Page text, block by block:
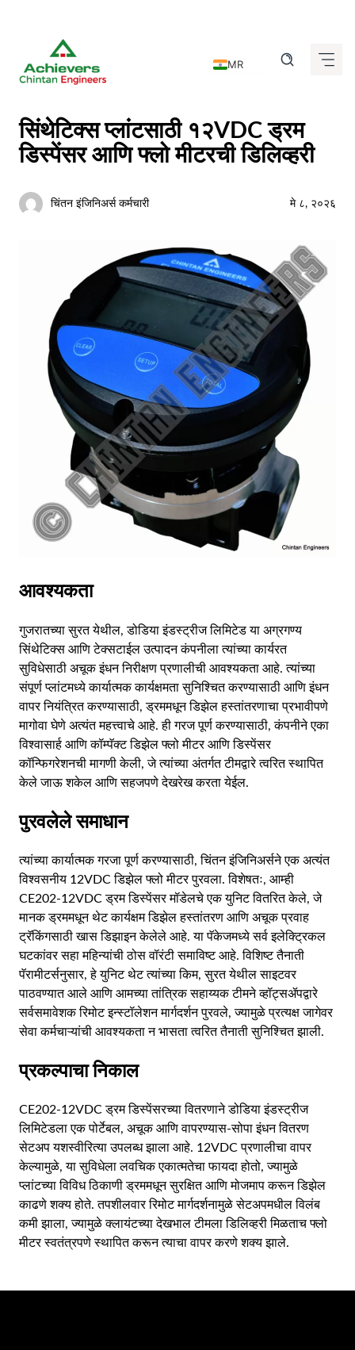
content
MR
DE
FR
HI
KN
TA
TE
AR
BN
RU
सिंथेटिक्स प्लांटसाठी १२VDC ड्रम
डिस्पेंसर आणि फ्लो मीटरची डिलिव्हरी
चिंतन इंजिनिअर्स कर्मचारी मे ८, २०२६
आवश्यकता
गुजरातच्या सुरत येथील, डोडिया इंडस्ट्रीज लिमिटेड या अग्रगण्य
सिंथेटिक्स आणि टेक्सटाईल उत्पादन कंपनीला त्यांच्या कार्यरत
सुविधेसाठी अचूक इंधन निरीक्षण प्रणालीची आवश्यकता आहे. त्यांच्या
संपूर्ण प्लांटमध्ये कार्यात्मक कार्यक्षमता सुनिश्चित करण्यासाठी आणि इंधन
वापर नियंत्रित करण्यासाठी, ड्रममधून डिझेल हस्तांतरणाचा प्रभावीपणे
मागोवा घेणे अत्यंत महत्त्वाचे आहे. ही गरज पूर्ण करण्यासाठी, कंपनीने एका
विश्वासार्ह आणि कॉम्पॅक्ट डिझेल फ्लो मीटर आणि डिस्पेंसर
कॉन्फिगरेशनची मागणी केली, जे त्यांच्या अंतर्गत टीमद्वारे त्वरित स्थापित
केले जाऊ शकेल आणि सहजपणे देखरेख करता येईल.
पुरवलेले समाधान
त्यांच्या कार्यात्मक गरजा पूर्ण करण्यासाठी, चिंतन इंजिनिअर्सने एक अत्यंत
विश्वसनीय 12VDC डिझेल फ्लो मीटर पुरवला. विशेषतः, आम्ही
CE202-12VDC ड्रम डिस्पेंसर मॉडेलचे एक युनिट वितरित केले, जे
मानक ड्रममधून थेट कार्यक्षम डिझेल हस्तांतरण आणि अचूक प्रवाह
ट्रॅकिंगसाठी खास डिझाइन केलेले आहे. या पॅकेजमध्ये सर्व इलेक्ट्रिकल
घटकांवर सहा महिन्यांची ठोस वॉरंटी समाविष्ट आहे. विशिष्ट तैनाती
पॅरामीटर्सनुसार, हे युनिट थेट त्यांच्या किम, सुरत येथील साइटवर
पाठवण्यात आले आणि आमच्या तांत्रिक सहाय्यक टीमने व्हॉट्सॲपद्वारे
सर्वसमावेशक रिमोट इन्स्टॉलेशन मार्गदर्शन पुरवले, ज्यामुळे प्रत्यक्ष जागेवर
सेवा कर्मचाऱ्यांची आवश्यकता न भासता त्वरित तैनाती सुनिश्चित झाली.
प्रकल्पाचा निकाल
CE202-12VDC ड्रम डिस्पेंसरच्या वितरणाने डोडिया इंडस्ट्रीज
लिमिटेडला एक पोर्टेबल, अचूक आणि वापरण्यास-सोपा इंधन वितरण
सेटअप यशस्वीरित्या उपलब्ध झाला आहे. 12VDC प्रणालीचा वापर
केल्यामुळे, या सुविधेला लवचिक एकात्मतेचा फायदा होतो, ज्यामुळे
प्लांटच्या विविध ठिकाणी ड्रममधून सुरक्षित आणि मोजमाप करून डिझेल
काढणे शक्य होते. तपशीलवार रिमोट मार्गदर्शनामुळे सेटअपमधील विलंब
कमी झाला, ज्यामुळे क्लायंटच्या देखभाल टीमला डिलिव्हरी मिळताच फ्लो
मीटर स्वतंत्रपणे स्थापित करून त्याचा वापर करणे शक्य झाले.